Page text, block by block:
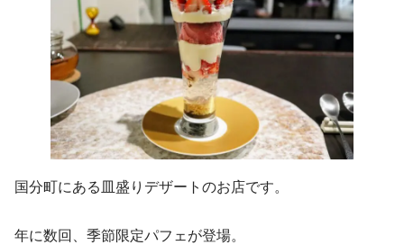
国分町にある皿盛りデザートのお店です。
年に数回、季節限定パフェが登場。